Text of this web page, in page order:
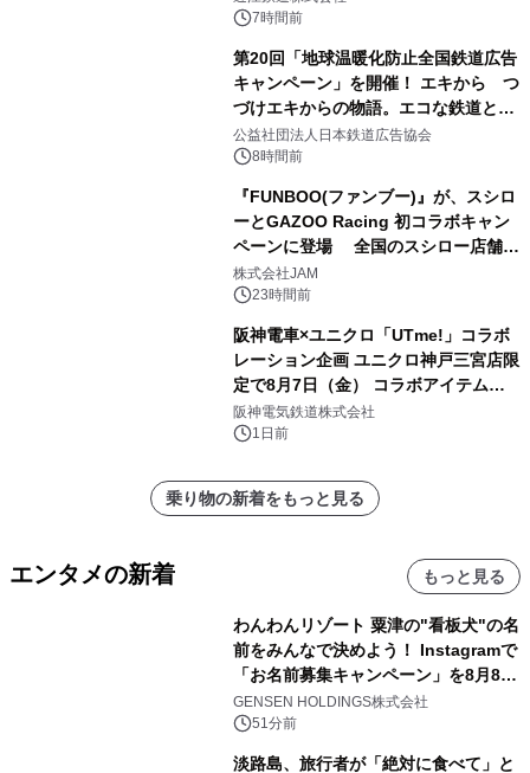
番搾り飲み放題が復活！
7時間前
第20回「地球温暖化防止全国鉄道広告
キャンペーン」を開催！ エキから つ
づけエキからの物語。エコな鉄道とと
もに。
公益社団法人日本鉄道広告協会
8時間前
『FUNBOO(ファンブー)』が、スシロ
ーとGAZOO Racing 初コラボキャン
ペーンに登場 全国のスシロー店舗で
GR 4車種の FUNBOO(ミニカー)付き
メニューが展開されます
株式会社JAM
23時間前
阪神電車×ユニクロ「UTme!」コラボ
レーション企画 ユニクロ神戸三宮店限
定で8月7日（金） コラボアイテムが
発売決定！
阪神電気鉄道株式会社
1日前
乗り物の新着をもっと見る
エンタメの新着 もっと見る
わんわんリゾート 粟津の"看板犬"の名
前をみんなで決めよう！ Instagramで
「お名前募集キャンペーン」を8月8日
(土)より開催
GENSEN HOLDINGS株式会社
51分前
淡路島、旅行者が「絶対に食べて」と